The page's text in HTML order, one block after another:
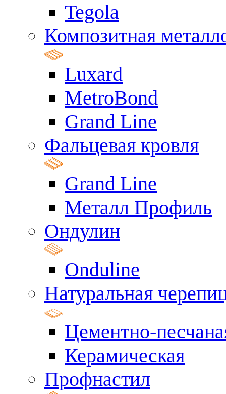
Tegola
Композитная
Luxard
MetroBond
Grand Line
Фальцевая кровля
Grand Line
Металл Профиль
Ондулин
Onduline
Натуральная
Цементно-
Керамическая
Профнастил